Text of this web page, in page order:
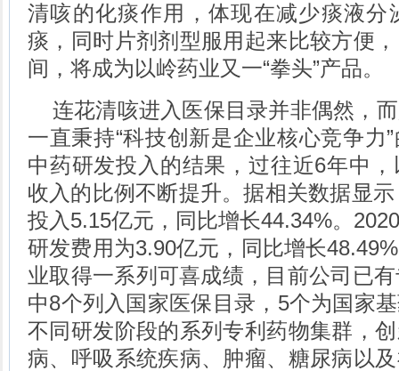
清咳的化痰作用，体现在减少痰液分
痰，同时片剂剂型服用起来比较方便
间，将成为以岭药业又一“拳头”产品。
连花清咳进入医保目录并非偶然，
一直秉持“科技创新是企业核心竞争力
中药研发投入的结果，过往近6年中
收入的比例不断提升。据相关数据显
投入5.15亿元，同比增长44.34%。
研发费用为3.90亿元，同比增长
业取得一系列可喜成绩，目前公司已
中8个列入国家医保目录，5个为国家
不同研发阶段的系列专利药物集群，
病、呼吸系统疾病、肿瘤、糖尿病以